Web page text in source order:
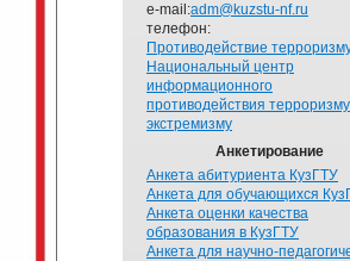
e-mail:adm@kuzstu-nf.ru
телефон:
Противодействие
Национальный центр
информационного
противодействия
экстремизму
Анкетирование
Анкета абитуриента КузГТУ
Анкета для обучающихся
Анкета оценки качества
образования в КузГТУ
Анкета для научно-